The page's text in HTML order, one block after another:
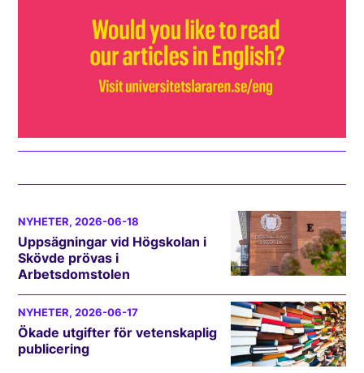
NYHETER, 2026-06-18
Uppsägningar vid Högskolan i
Skövde prövas i
Arbetsdomstolen
NYHETER, 2026-06-17
Ökade utgifter för vetenskaplig
publicering